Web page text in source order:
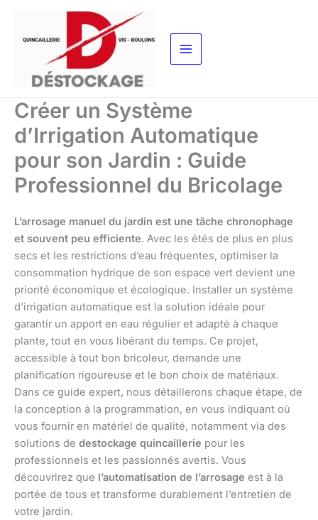
contenu
Créer un Système
d’Irrigation Automatique
pour son Jardin : Guide
Professionnel du Bricolage
L’arrosage manuel du jardin est une tâche chronophage
et souvent peu efficiente. Avec les étés de plus en plus
secs et les restrictions d’eau fréquentes, optimiser la
consommation hydrique de son espace vert devient une
priorité économique et écologique. Installer un système
d’irrigation automatique est la solution idéale pour
garantir un apport en eau régulier et adapté à chaque
plante, tout en vous libérant du temps. Ce projet,
accessible à tout bon bricoleur, demande une
planification rigoureuse et le bon choix de matériaux.
Dans ce guide expert, nous détaillerons chaque étape, de
la conception à la programmation, en vous indiquant où
vous fournir en matériel de qualité, notamment via des
solutions de destockage quincaillerie pour les
professionnels et les passionnés avertis. Vous
découvrirez que l’automatisation de l’arrosage est à la
portée de tous et transforme durablement l’entretien de
votre jardin.